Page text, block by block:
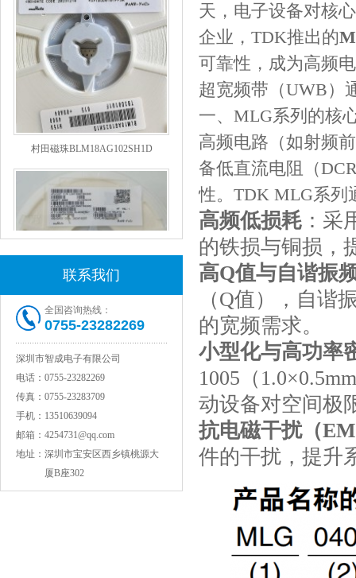
村田磁珠BLM18AG102SH1D
村田电感LQW18AN15NG00D
联系我们
全国咨询热线：
0755-23282269
深圳市智成电子有限公司
电话： 0755-23282269
传真： 0755-23283709
手机： 13510639094
邮箱： 4254731@qq.com
地址： 深圳市宝安区西乡镇桃源大
厦B座302
天，电子设备对核
企业，TDK推出的
可靠性，成为高频
超宽频带（UWB）
一、MLG系列的核
高频电路（如射频
备低直流电阻（
性。TDK MLG系列
高频低损耗 ：
的铁损与铜损，
高Q值与自谐振
（Q值），自谐
的宽频需求。
小型化与高功率
1005（
动设备对空间极
抗电磁干扰（
件的干扰，提升